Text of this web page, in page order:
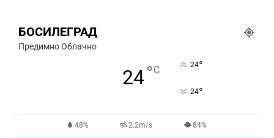
БОСИЛЕГРАД
Предимно Облачно
24°C 24°
24°
48% 2.2m/s 84%